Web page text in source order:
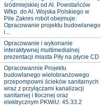
śródmiejskiej od Al. Powstańców
Wlkp. do Al. Wojska Polskiego w
Pile Zakres robót obejmuje:
Opracowanie projektu budowlanego
i...
Opracowanie i wykonanie
interaktywnej multimedialnej
prezentacji miasta Piły na płycie CD
Opracowannie Projektu
budowlanego wielobranżowego
przepompowni ścieków sanitarnych
wraz z przyłączami kanalizacji
sanitarnej i tłocznej oraz
elektrycznym PKWiU: 45.33.2